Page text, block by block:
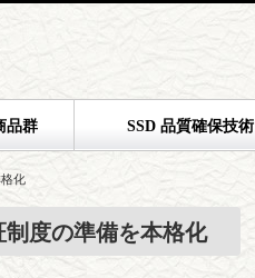
品群 SSD 品質確保技術
化
度の準備を本格化